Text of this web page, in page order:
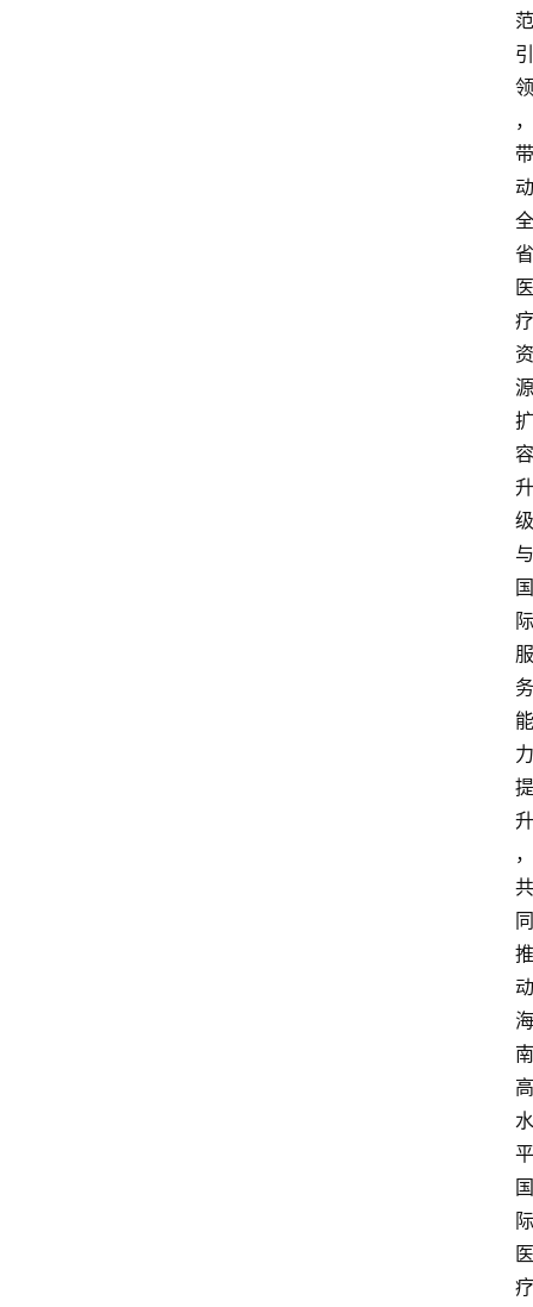
范
引
领
，
带
动
全
省
医
疗
资
源
扩
容
升
级
与
国
际
服
务
能
力
提
升
，
共
同
推
动
海
南
高
水
平
国
际
医
疗